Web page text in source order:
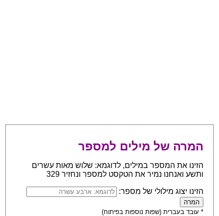
המרה של מילים למספר
הזינו את המספר במילים, לדוגמא: שלוש מאות עשרים
ותשע ואנחנו נמיר את הטקסט למספר ונחזיר 329
הזינו יצוג מילולי של מספר:
* עובד בעברית (שפות נוספות בפיתוח)